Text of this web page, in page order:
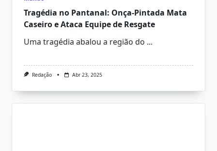
Tragédia no Pantanal: Onça-Pintada Mata
Caseiro e Ataca Equipe de Resgate
Uma tragédia abalou a região do ...
Redação Abr 23, 2025